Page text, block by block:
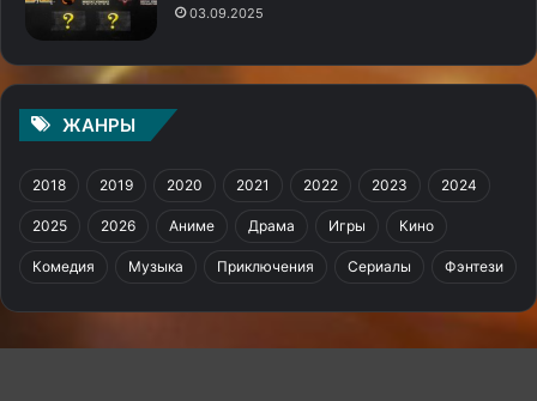
03.09.2025
ЖАНРЫ
2018 2019 2020 2021 2022 2023 2024
2025 2026 Аниме Драма Игры Кино
Комедия Музыка Приключения Сериалы Фэнтези